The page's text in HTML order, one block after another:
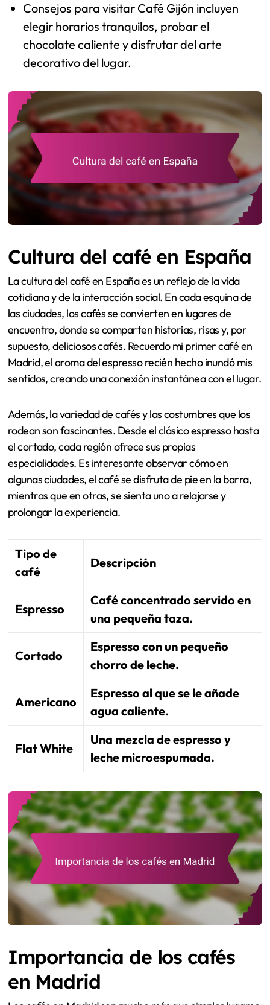
Consejos para visitar Café Gijón incluyen
elegir horarios tranquilos, probar el
chocolate caliente y disfrutar del arte
decorativo del lugar.
Cultura del café en España
La cultura del café en España es un reflejo de la vida
cotidiana y de la interacción social. En cada esquina de
las ciudades, los cafés se convierten en lugares de
encuentro, donde se comparten historias, risas y, por
supuesto, deliciosos cafés. Recuerdo mi primer café en
Madrid, el aroma del espresso recién hecho inundó mis
sentidos, creando una conexión instantánea con el lugar.
Además, la variedad de cafés y las costumbres que los
rodean son fascinantes. Desde el clásico espresso hasta
el cortado, cada región ofrece sus propias
especialidades. Es interesante observar cómo en
algunas ciudades, el café se disfruta de pie en la barra,
mientras que en otras, se sienta uno a relajarse y
prolongar la experiencia.
Tipo de
café
Descripción
Espresso
Café concentrado servido en
una pequeña taza.
Cortado
Espresso con un pequeño
chorro de leche.
Americano
Espresso al que se le añade
agua caliente.
Flat White
Una mezcla de espresso y
leche microespumada.
Importancia de los cafés
en Madrid